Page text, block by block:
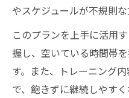
やスケジュールが不規則な
このプランを上手に活用
握し、空いている時間帯
す。また、トレーニング
で、飽きずに継続しやす